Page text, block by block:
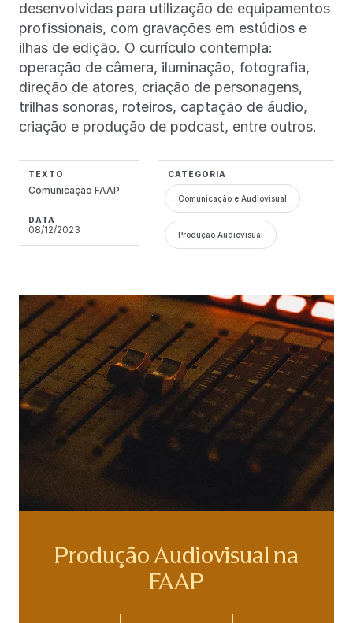
desenvolvidas para utilização de equipamentos
profissionais, com gravações em estúdios e
ilhas de edição. O currículo contempla:
operação de câmera, iluminação, fotografia,
direção de atores, criação de personagens,
trilhas sonoras, roteiros, captação de áudio,
criação e produção de podcast, entre outros.
TEXTO
Comunicação FAAP
DATA
08/12/2023
CATEGORIA
Comunicação e Audiovisual
Produção Audiovisual
Produção Audiovisual na
FAAP